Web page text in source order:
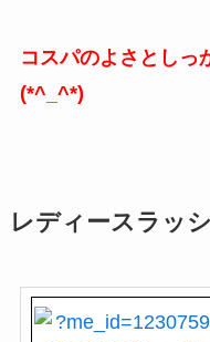
コスパのよさとしっ
(*^_^*)
レディースラッ